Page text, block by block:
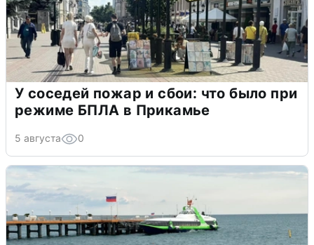
У соседей пожар и сбои: что было при
режиме БПЛА в Прикамье
5 августа 0